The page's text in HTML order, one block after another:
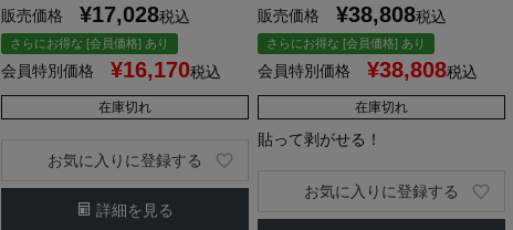
販売価格
¥17,028税込
さらにお得な [会員価格] あり
会員特別価格 ¥16,170税込
在庫切れ
詳細を見る
お気に入りに登録する
販売価格
¥38,808税込
さらにお得な [会員価格] あり
会員特別価格 ¥38,808税込
在庫切れ
貼って剥がせる！
お気に入りに登録する